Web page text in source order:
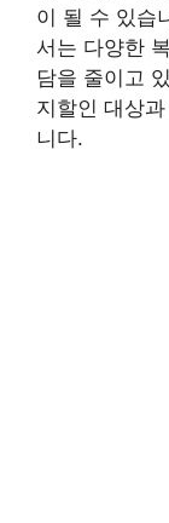
이 될 수 있습
서는 다양한
담을 줄이고
지할인 대상
니다.